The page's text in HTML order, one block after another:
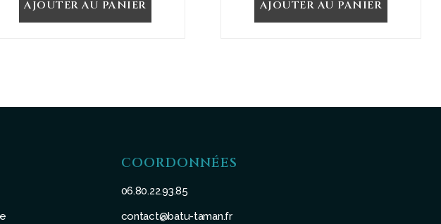
AJOUTER AU PANIER AJOUTER AU PANIER
COORDONNÉES
06.80.22.93.85
contact@batu-taman.fr